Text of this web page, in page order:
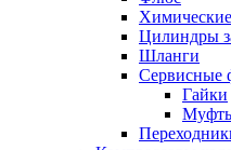
Цилиндры
Шланги
Сервисные
Гайки